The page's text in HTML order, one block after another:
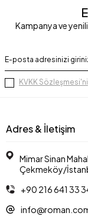
Kampanya ve
KVKK Sözleşmesi'ni
Adres & İletişim
Mimar Sinan
Çekmeköy/
+90 216 641 33